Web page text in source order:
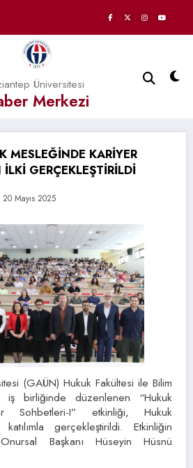
Üniversitesi
Merkezi
MESLEĞİNDE KARİYER
GERÇEKLEŞTİRİLDİ
20 Mayıs 2025
(GAÜN) Hukuk Fakültesi ile Bilim
iş birliğinde düzenlenen “Hukuk
Sohbetleri-I” etkinliği, Hukuk
gerçekleştirildi. Etkinliğin
Başkanı Hüseyin Hüsnü